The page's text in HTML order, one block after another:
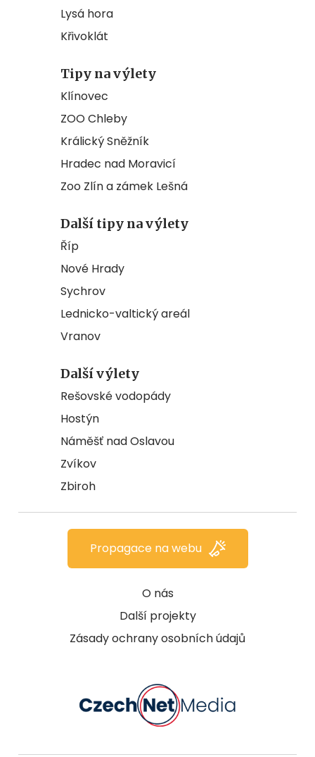
Lysá hora
Křivoklát
Tipy na výlety
Klínovec
ZOO Chleby
Králický Sněžník
Hradec nad Moravicí
Zoo Zlín a zámek Lešná
Další tipy na výlety
Říp
Nové Hrady
Sychrov
Lednicko-valtický areál
Vranov
Další výlety
Rešovské vodopády
Hostýn
Náměšť nad Oslavou
Zvíkov
Zbiroh
O nás
Další projekty
Zásady ochrany osobních údajů
Propagace na webu